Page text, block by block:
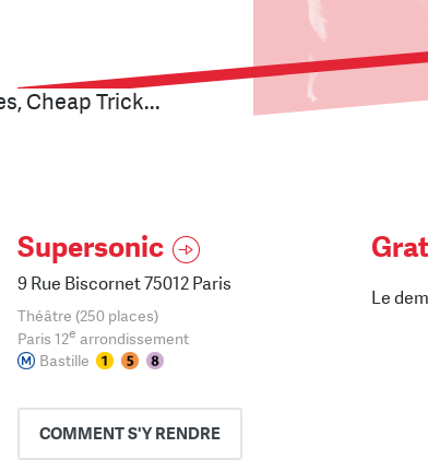
Cheap Trick...
Supersonic
9 Rue Biscornet 75012 Paris
Théâtre (250 places)
Paris 12e arrondissement
Bastille
COMMENTS'Y RENDRE
Le